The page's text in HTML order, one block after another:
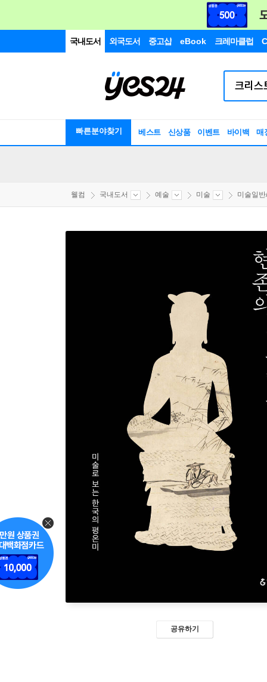
국내도서 외국도서 중고샵 eBook 크레마클럽
빠른분야찾기 베스트 신상품 이벤트 바이백 매
웰컴 국내도서 예술 미술 미술일
공유하기